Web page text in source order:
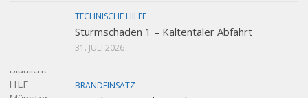
TECHNISCHE HILFE
Sturmschaden 1 – Kaltentaler Abfahrt
31. JULI 2026
BRANDEINSATZ